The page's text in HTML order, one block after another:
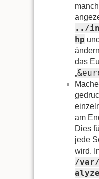
../
hp und
das
„
am
Dies
jede
wird.
/var/